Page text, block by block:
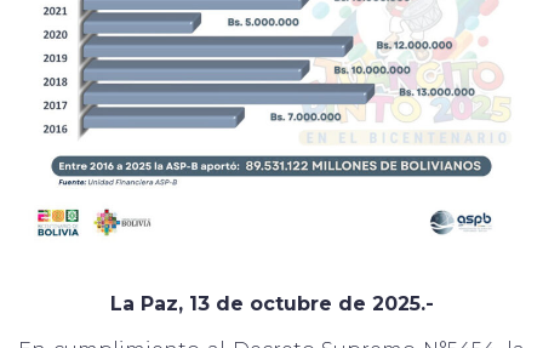
La Paz, 13 de octubre de 2025.-